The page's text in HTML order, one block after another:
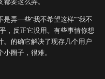
弄一些“我不希望这样”“我不
，反正它没用。有些事情你想
。的确它解决了现存几个用户
圈子，很难。